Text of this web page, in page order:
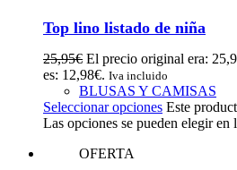
Top lino listado de niña
25,95€ El precio original era:
es: 12,98€. Iva incluido
BLUSAS Y CAMISAS
Seleccionar opciones Este
Las opciones se pueden elegir en
OFERTA